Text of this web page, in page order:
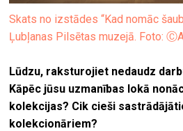
Skats no izstādes “Kad nomāc
Ļubļanas Pilsētas muzejā. Foto:
Lūdzu, raksturojiet nedaudz
Kāpēc jūsu uzmanības lokā
kolekcijas? Cik cieši
kolekcionāriem?